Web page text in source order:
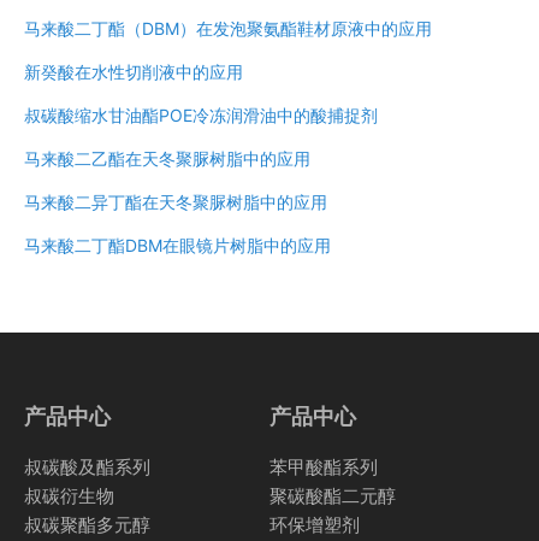
马来酸二丁酯（DBM）在发泡聚氨酯鞋材原液中的应用
新癸酸在水性切削液中的应用
叔碳酸缩水甘油酯POE冷冻润滑油中的酸捕捉剂
马来酸二乙酯在天冬聚脲树脂中的应用
马来酸二异丁酯在天冬聚脲树脂中的应用
马来酸二丁酯DBM在眼镜片树脂中的应用
产品中心
叔碳酸及酯系列
叔碳衍生物
叔碳聚酯多元醇
产品中心
苯甲酸酯系列
聚碳酸酯二元醇
环保增塑剂